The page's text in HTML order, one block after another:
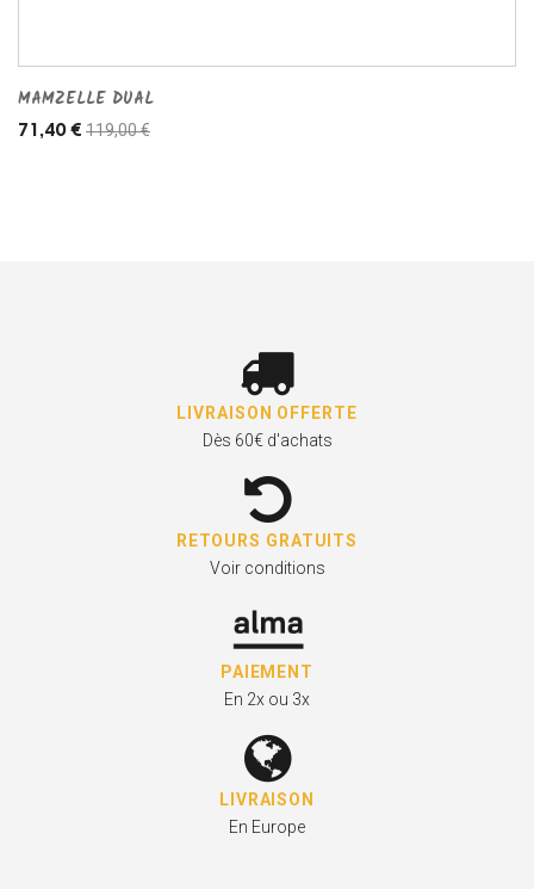
MAMZELLE DUAL
71,40 € 119,00 €
LIVRAISON OFFERTE
Dès 60€ d'achats
RETOURS GRATUITS
Voir conditions
PAIEMENT
En 2x ou 3x
LIVRAISON
En Europe